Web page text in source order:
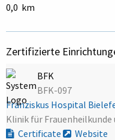
0,0 km
Zertifizierte
BFK
BFK-097
Franziskus Hospital
Klinik für
Certificate
Website